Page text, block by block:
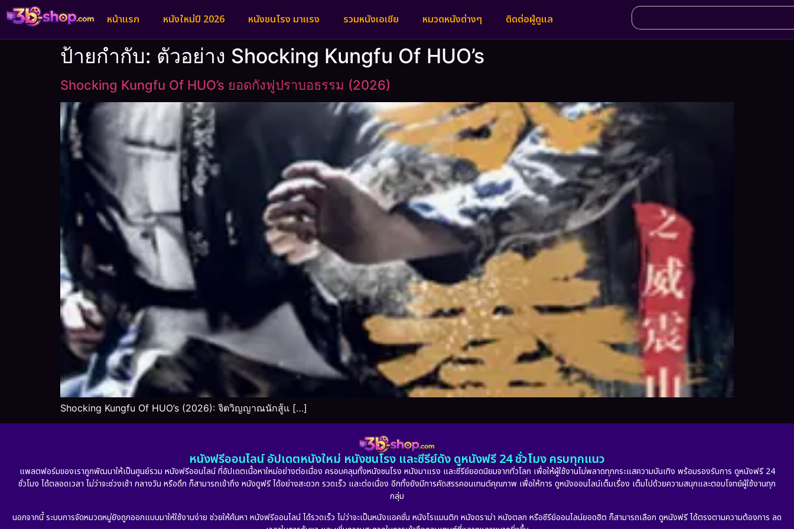
หน้าแรก หนังใหม่ปี 2026 หนังชนโรง มาแรง รวมหนังเอเชีย หมวดหนังต่างๆ ติดต่อผู้ดูแล
ป้ายกำกับ: ตัวอย่าง Shocking Kungfu Of HUO’s
Shocking Kungfu Of HUO’s ยอดกังฟูปราบอธรรม (2026)
Shocking Kungfu Of HUO’s (2026): จิตวิญญาณนักสู้แ […]
หนังฟรีออนไลน์ อัปเดตหนังใหม่ หนังชนโรง และซีรีย์ดัง ดูหนังฟรี 24 ชั่วโมง ครบทุกแนว
แพลตฟอร์มของเราถูกพัฒนาให้เป็นศูนย์รวม หนังฟรีออนไลน์ ที่อัปเดตเนื้อหาใหม่อย่างต่อเนื่อง ครอบคลุมทั้งหนังชนโรง หนังมาแรง และซีรีย์ยอดนิยมจากทั่วโลก เพื่อให้ผู้ใช้งานไม่พลาดทุกกระแสความบันเทิง พร้อมรองรับการ ดูหนังฟรี 24
ชั่วโมง ได้ตลอดเวลา ไม่ว่าจะช่วงเช้า กลางวัน หรือดึก ก็สามารถเข้าถึง หนังดูฟรี ได้อย่างสะดวก รวดเร็ว และต่อเนื่อง อีกทั้งยังมีการคัดสรรคอนเทนต์คุณภาพ เพื่อให้การ ดูหนังออนไลน์เต็มเรื่อง เต็มไปด้วยความสนุกและตอบโจทย์ผู้ใช้งานทุก
กลุ่ม
นอกจากนี้ ระบบการจัดหมวดหมู่ยังถูกออกแบบมาให้ใช้งานง่าย ช่วยให้ค้นหา หนังฟรีออนไลน์ ได้รวดเร็ว ไม่ว่าจะเป็นหนังแอคชั่น หนังโรแมนติก หนังดราม่า หนังตลก หรือซีรีย์ออนไลน์ยอดฮิต ก็สามารถเลือก ดูหนังฟรี ได้ตรงตามความต้องการ ลด